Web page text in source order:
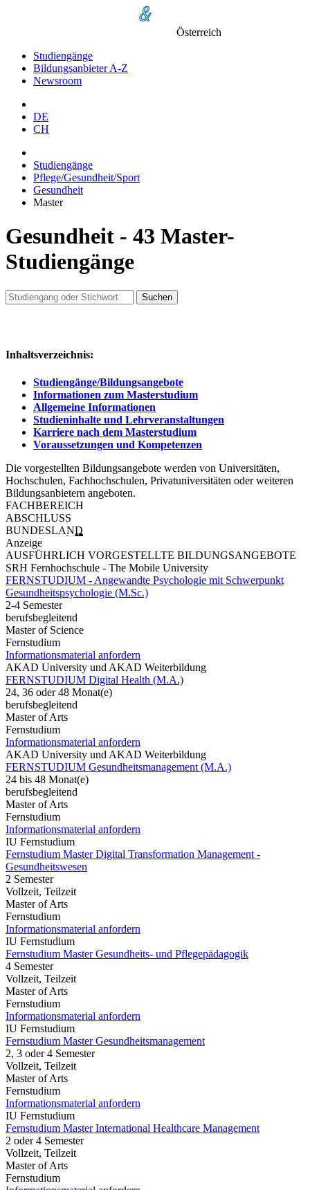
Österreich
Studiengänge
Bildungsanbieter A-Z
Newsroom
DE
CH
Studiengänge
Pflege/Gesundheit/Sport
Gesundheit
Master
Gesundheit - 43 Master-
Studiengänge
Suchen
Inhaltsverzeichnis:
Studiengänge/Bildungsangebote
Informationen zum Masterstudium
Allgemeine Informationen
Studieninhalte und Lehrveranstaltungen
Karriere nach dem Masterstudium
Voraussetzungen und Kompetenzen
Die vorgestellten Bildungsangebote werden von Universitäten,
Hochschulen, Fachhochschulen, Privatuniversitäten oder weiteren
Bildungsanbietern angeboten.
FACHBEREICH
ABSCHLUSS
BUNDESLAND
Anzeige
AUSFÜHRLICH VORGESTELLTE BILDUNGSANGEBOTE
SRH Fernhochschule - The Mobile University
FERNSTUDIUM - Angewandte Psychologie mit Schwerpunkt
Gesundheits­psychologie (M.Sc.)
2-4 Semester
berufsbegleitend
Master of Science
Fernstudium
Informationsmaterial anfordern
AKAD University und AKAD Weiterbildung
FERNSTUDIUM Digital Health (M.A.)
24, 36 oder 48 Monat(e)
berufsbegleitend
Master of Arts
Fernstudium
Informationsmaterial anfordern
AKAD University und AKAD Weiterbildung
FERNSTUDIUM Gesundheitsmanagement (M.A.)
24 bis 48 Monat(e)
berufsbegleitend
Master of Arts
Fernstudium
Informationsmaterial anfordern
IU Fernstudium
Fernstudium Master Digital Transformation Management -
Gesundheitswesen
2 Semester
Vollzeit, Teilzeit
Master of Arts
Fernstudium
Informationsmaterial anfordern
IU Fernstudium
Fernstudium Master Gesundheits- und Pflegepädagogik
4 Semester
Vollzeit, Teilzeit
Master of Arts
Fernstudium
Informationsmaterial anfordern
IU Fernstudium
Fernstudium Master Gesundheitsmanagement
2, 3 oder 4 Semester
Vollzeit, Teilzeit
Master of Arts
Fernstudium
Informationsmaterial anfordern
IU Fernstudium
Fernstudium Master International Healthcare Management
2 oder 4 Semester
Vollzeit, Teilzeit
Master of Arts
Fernstudium